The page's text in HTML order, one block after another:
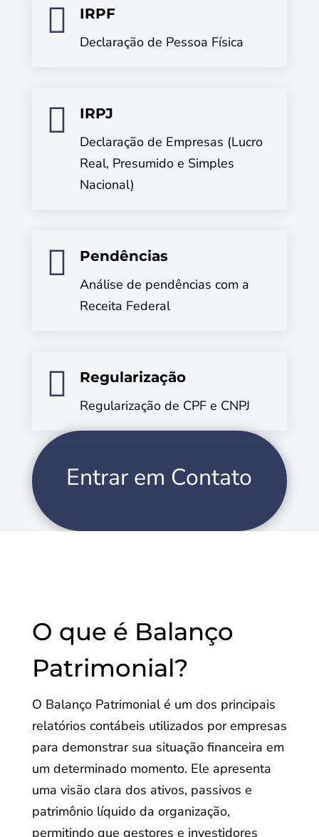

IRPF
Declaração de Pessoa Física

IRPJ
Declaração de Empresas (Lucro
Real, Presumido e Simples
Nacional)

Pendências
Análise de pendências com a
Receita Federal

Regularização
Regularização de CPF e CNPJ
Entrar em Contato
O que é Balanço
Patrimonial?
O Balanço Patrimonial é um dos principais
relatórios contábeis utilizados por empresas
para demonstrar sua situação financeira em
um determinado momento. Ele apresenta
uma visão clara dos ativos, passivos e
patrimônio líquido da organização,
permitindo que gestores e investidores